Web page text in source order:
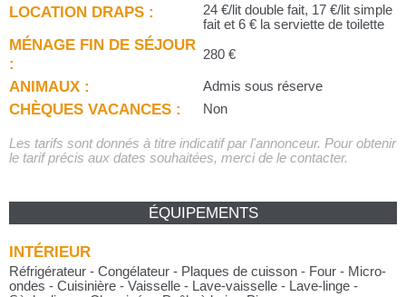
LOCATION DRAPS :
24 €/lit double fait, 17 €/lit simple
fait et 6 € la serviette de toilette
MÉNAGE FIN DE SÉJOUR
:
280 €
ANIMAUX : Admis sous réserve
CHÈQUES VACANCES : Non
Les tarifs sont donnés à titre indicatif par l'annonceur. Pour obtenir
le tarif précis aux dates souhaitées, merci de le contacter.
ÉQUIPEMENTS
INTÉRIEUR
Réfrigérateur - Congélateur - Plaques de cuisson - Four - Micro-
ondes - Cuisinière - Vaisselle - Lave-vaisselle - Lave-linge -